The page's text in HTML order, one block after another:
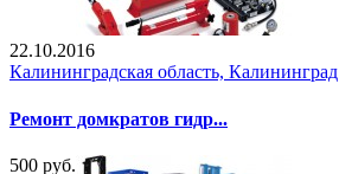
22.10.2016
Калининградская область, Калининград
Ремонт домкратов гидр...
500 руб.